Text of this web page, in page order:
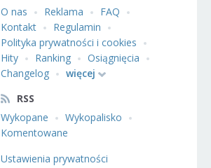
O nas
Reklama
FAQ
Kontakt
Regulamin
Polityka prywatności i cookies
Hity
Ranking
Osiągnięcia
Changelog
więcej
RSS
Wykopane
Wykopalisko
Komentowane
Ustawienia prywatności